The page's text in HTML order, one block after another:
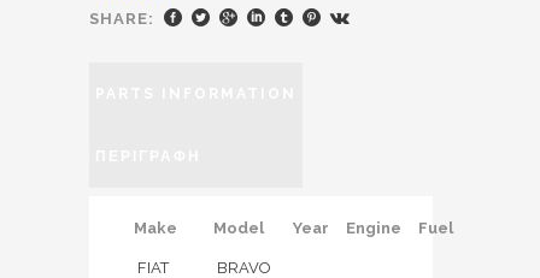
SHARE:
Make Model Year Engine Fuel
FIAT BRAVO